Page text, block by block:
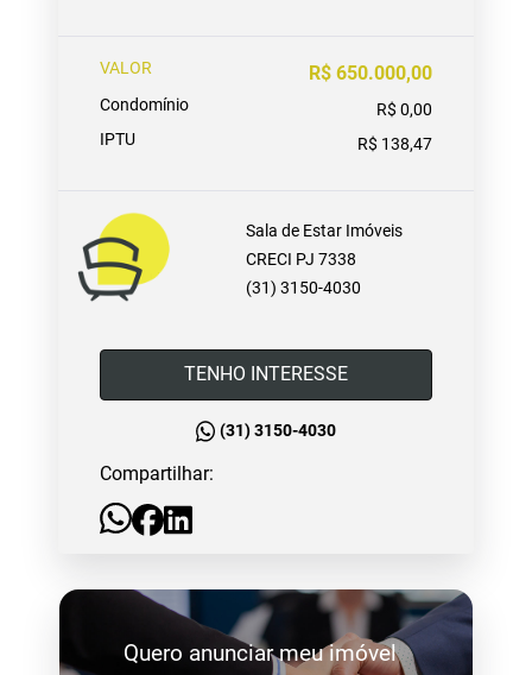
VALOR R$ 650.000,00
Condomínio
R$ 0,00
IPTU
R$ 138,47
Sala de Estar Imóveis
CRECI PJ 7338
(31) 3150-4030
TENHO INTERESSE
(31) 3150-4030
Compartilhar:
Quero anunciar meu imóvel